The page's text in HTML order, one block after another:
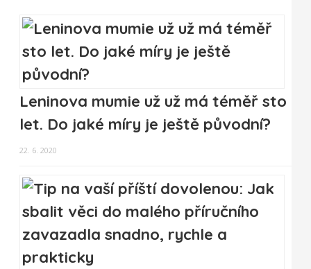
Leninova mumie už už má téměř sto
let. Do jaké míry je ještě původní?
22. 6. 2020